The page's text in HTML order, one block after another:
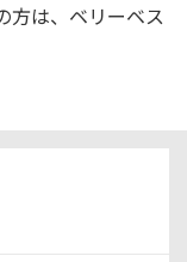
方は、ベリーベス